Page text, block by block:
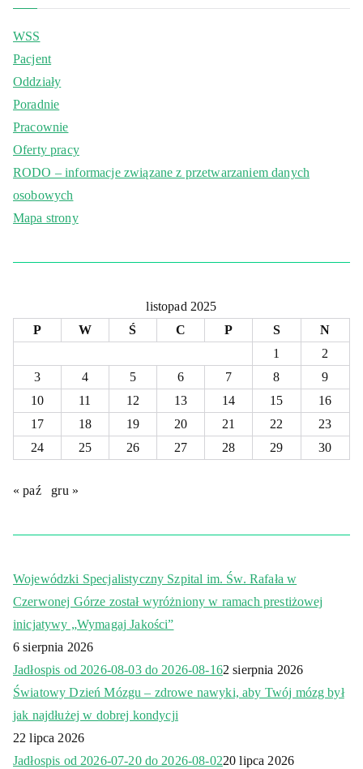
WSS
Pacjent
Oddziały
Poradnie
Pracownie
Oferty pracy
RODO – informacje związane z przetwarzaniem danych
osobowych
Mapa strony
listopad 2025
P
W Ś C P S
N
1
2
3
4 5 6 7 8
9
10
11 12 13 14 15
16
17
18 19 20 21 22
23
24
25 26 27 28 29 30
« paź gru »
Wojewódzki Specjalistyczny Szpital im. Św. Rafała w
Czerwonej Górze został wyróżniony w ramach prestiżowej
inicjatywy „Wymagaj Jakości”
6 sierpnia 2026
Jadłospis od 2026-08-03 do 2026-08-162 sierpnia 2026
Światowy Dzień Mózgu – zdrowe nawyki, aby Twój mózg był
jak najdłużej w dobrej kondycji
22 lipca 2026
Jadłospis od 2026-07-20 do 2026-08-0220 lipca 2026